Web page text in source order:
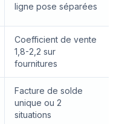
ligne pose séparées
Coefficient de vente
1,8-2,2 sur
fournitures
Facture de solde
unique ou 2
situations